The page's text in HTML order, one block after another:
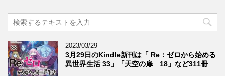
2023/03/29
3月29日のKindle新刊は「 Re：ゼロから始める
異世界生活 33」「天空の扉 18」など311冊